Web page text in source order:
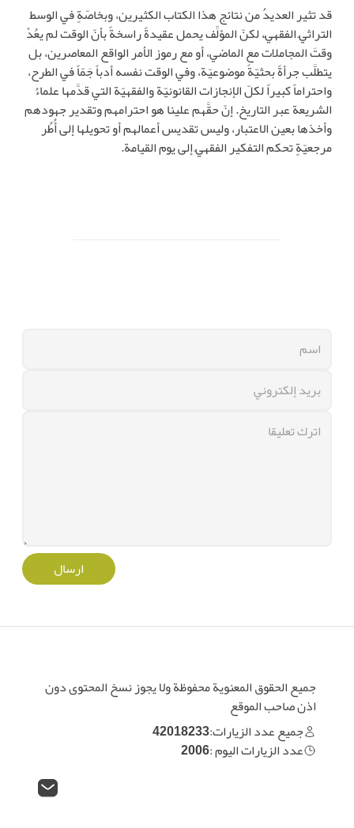
قد تثير العديدُ من نتائج هذا الكتاب الكثيرين، وبخاصّةٍ في الوسط
التراثيّ الفقهيّ، لكنّ المؤلِّف يحمل عقيدةً راسخةً بأنّ الوقت لم يعُدْ
وقتَ المجاملات مع الماضي، أو مع رموز الأمر الواقع المعاصرين، بل
يتطلَّب جرأةً بحثيّةً موضوعيّة، وفي الوقت نفسه أدباً جَمّاً في الطرح،
واحتراماً كبيراً لكلّ الإنجازات القانونيّة والفقهيّة التي قدَّمها علماءُ
الشريعة عبر التاريخ. إنّ حقَّهم علينا هو احترامهم وتقدير جهودهم
وأخذها بعين الاعتبار، وليس تقديس أعمالهم أو تحويلها إلى أُطُر
مرجعيّةٍ تحكم التفكير الفقهيّ إلى يوم القيامة.
ارسال
جميع الحقوق المعنوية محفوظة ولا يجوز نسخ المحتوى دون
اذن صاحب الموقع
جميع عدد الزيارات:42018233
عدد الزيارات اليوم :2006